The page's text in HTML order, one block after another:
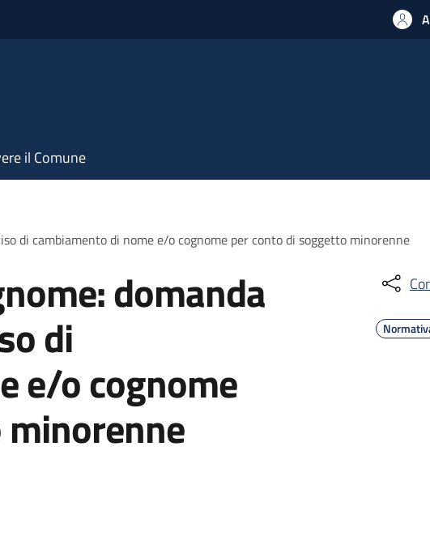
il Comune
di cambiamento di nome e/o cognome per conto di soggetto minorenne
domanda
di
e/o cognome